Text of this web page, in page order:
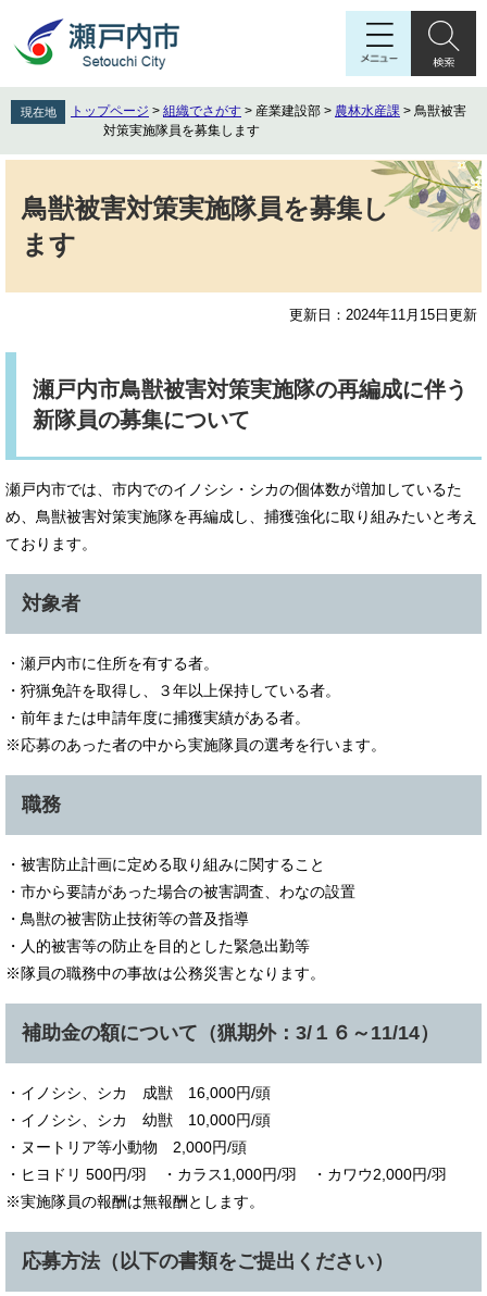
先
頭
を
飛
現在地 トップページ > 組織でさがす > 産業建設部 > 農林水産課 > 鳥獣被害
対策実施隊員を募集します
鳥獣被害対策実施隊員を募集し
ます
更新日：2024年11月15日更新
瀬戸内市鳥獣被害対策実施隊の再編成に伴う
新隊員の募集について
瀬戸内市では、市内でのイノシシ・シカの個体数が増加しているた
め、鳥獣被害対策実施隊を再編成し、捕獲強化に取り組みたいと考え
ております。
対象者
・瀬戸内市に住所を有する者。
・狩猟免許を取得し、３年以上保持している者。
・前年または申請年度に捕獲実績がある者。
※応募のあった者の中から実施隊員の選考を行います。
職務
・被害防止計画に定める取り組みに関すること
・市から要請があった場合の被害調査、わなの設置
・鳥獣の被害防止技術等の普及指導
・人的被害等の防止を目的とした緊急出勤等
※隊員の職務中の事故は公務災害となります。
補助金の額について（猟期外：3/１６～11/14）
・イノシシ、シカ 成獣 16,000円/頭
・イノシシ、シカ 幼獣 10,000円/頭
・ヌートリア等小動物 2,000円/頭
・ヒヨドリ 500円/羽 ・カラス1,000円/羽 ・カワウ2,000円/羽
※実施隊員の報酬は無報酬とします。
応募方法（以下の書類をご提出ください）